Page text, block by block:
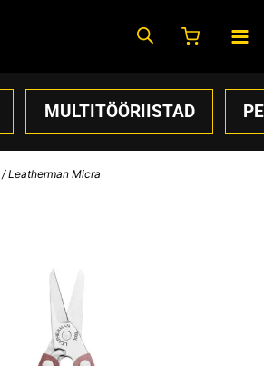
MULTITÖÖRIISTAD
/ Leatherman Micra